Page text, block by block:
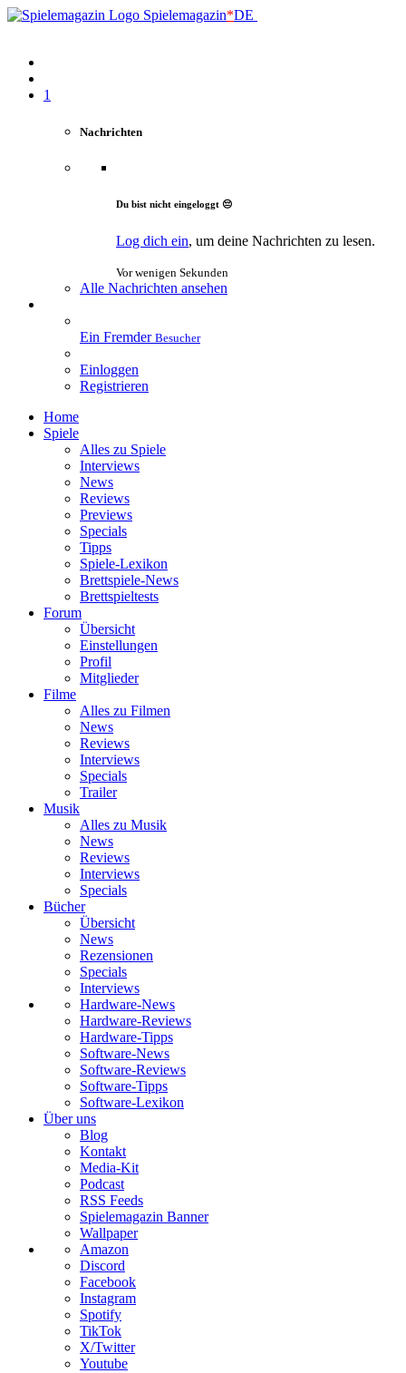
Spielemagazin*DE
1
Nachrichten
Du bist nicht eingeloggt 😔
Log dich ein, um deine Nachrichten zu lesen.
Vor wenigen Sekunden
Alle Nachrichten ansehen
Ein Fremder Besucher
Einloggen
Registrieren
Home
Spiele
Alles zu Spiele
Interviews
News
Reviews
Previews
Specials
Tipps
Spiele-Lexikon
Brettspiele-News
Brettspieltests
Forum
Übersicht
Einstellungen
Profil
Mitglieder
Filme
Alles zu Filmen
News
Reviews
Interviews
Specials
Trailer
Musik
Alles zu Musik
News
Reviews
Interviews
Specials
Bücher
Übersicht
News
Rezensionen
Specials
Interviews
Hardware-News
Hardware-Reviews
Hardware-Tipps
Software-News
Software-Reviews
Software-Tipps
Software-Lexikon
Über uns
Blog
Kontakt
Media-Kit
Podcast
RSS Feeds
Spielemagazin Banner
Wallpaper
Amazon
Discord
Facebook
Instagram
Spotify
TikTok
X/Twitter
Youtube